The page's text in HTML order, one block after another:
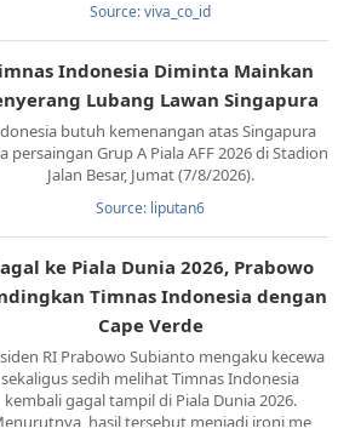
Source: viva_co_id
Indonesia Diminta Mainkan
Lubang Lawan Singapura
butuh kemenangan atas Singapura
persaingan Grup A Piala AFF 2026 di Stadion
Jalan Besar, Jumat (7/8/2026).
Source: liputan6
ke Piala Dunia 2026, Prabowo
Timnas Indonesia dengan
Cape Verde
RI Prabowo Subianto mengaku kecewa
sekaligus sedih melihat Timnas Indonesia
kembali gagal tampil di Piala Dunia 2026.
hasil tersebut menjadi ironi me